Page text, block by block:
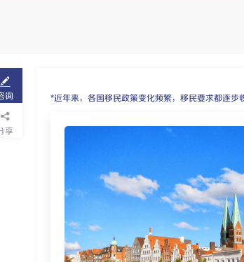
询
享
*近年来，各国移民政策变化频繁，移民要求都逐